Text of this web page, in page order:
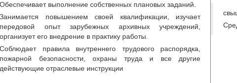
Обеспечивает выполнение собственных плановых заданий.
Занимается повышением своей квалификации, изучает
передовой опыт зарубежных архивных учреждений,
организует его внедрение в практику работы.
Соблюдает правила внутреннего трудового распорядка,
пожарной безопасности, охраны труда и все другие
действующие отраслевые инструкции